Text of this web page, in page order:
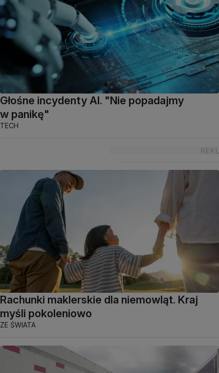
Głośne incydenty AI. "Nie popadajmy
w panikę"
TECH
Rachunki maklerskie dla niemowląt. Kraj
myśli pokoleniowo
ZE ŚWIATA